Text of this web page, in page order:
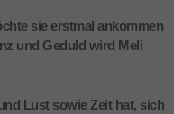
sie erstmal ankommen
und Geduld wird Meli
Lust sowie Zeit hat, sich